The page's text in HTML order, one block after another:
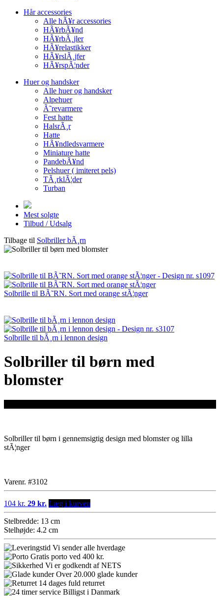
Hår accessories
Alle hÃ¥r accessories
HÃ¥rbÃ¥nd
HÃ¥rbÃ¸jler
HÃ¥relastikker
HÃ¥rslÃ¸jfer
HÃ¥rspÃ¦nder
Huer og handsker
Alle huer og handsker
Alpehuer
Ã˜revarmere
Fest hatte
HalsrÃ¸r
Hatte
HÃ¥ndledsvarmere
Miniature hatte
PandebÃ¥nd
Pelshuer ( imiteret pels)
TÃ¸rklÃ¦der
Turban
Mest solgte
Tilbud / Udsalg
Tilbage til Solbriller bÃ¸rn
Solbrille til BÃ˜RN. Sort med orange stÃ¦nger
Solbrille til bÃ¸rn i lennon design
Solbriller til børn med
blomster
Solbriller til børn i gennemsigtig design med blomster og lilla
stÃ¦nger
Varenr. #3102
104 kr. 29 kr. Læg i kurven
Stelbredde: 13 cm
Stelhøjde: 4.2 cm
Vi sender alle hverdage
Gratis porto ved 400 kr.
Vi er godkendt af NETS
Over 20.000 glade kunder
14 dages fuld returret
Billigst i Danmark